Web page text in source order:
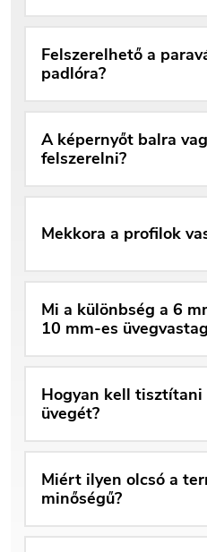
Felszerelhető a
padlóra?
A képernyőt balra
felszerelni?
Mekkora a profilok
Mi a különbség a 6
10 mm-es
Hogyan kell tisztítani
üvegét?
Miért ilyen olcsó a
minőségű?